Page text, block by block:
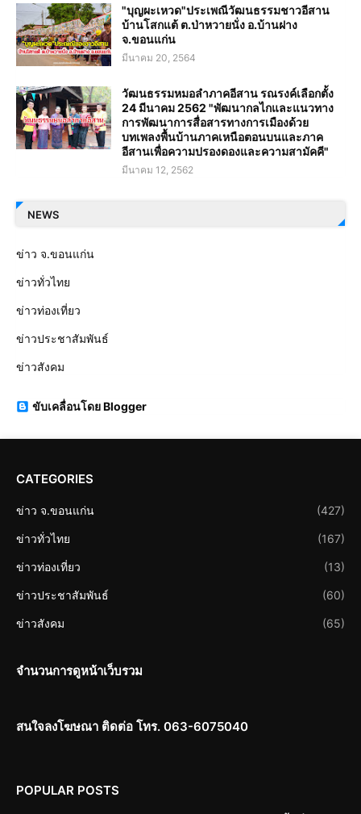
"บุญผะเหวด"ประเพณีวัฒนธรรมชาวอีสาน
บ้านโสกแต้ ต.ป่าหวายนั่ง อ.บ้านฝาง
จ.ขอนแก่น
มีนาคม 20, 2564
วัฒนธรรมหมอลำภาคอีสาน รณรงค์เลือกตั้ง
24 มีนาคม 2562 "พัฒนากลไกและแนวทาง
การพัฒนาการสื่อสารทางการเมืองด้วย
บทเพลงพื้นบ้านภาคเหนือตอนบนและภาค
อีสานเพื่อความปรองดองและความสามัคคี"
มีนาคม 12, 2562
NEWS
ข่าว จ.ขอนแก่น
ข่าวทั่วไทย
ข่าวท่องเที่ยว
ข่าวประชาสัมพันธ์
ข่าวสังคม
ขับเคลื่อนโดย Blogger
CATEGORIES
ข่าว จ.ขอนแก่น (427)
ข่าวทั่วไทย (167)
ข่าวท่องเที่ยว (13)
ข่าวประชาสัมพันธ์ (60)
ข่าวสังคม (65)
จำนวนการดูหน้าเว็บรวม
สนใจลงโฆษณา ติดต่อ โทร. 063-6075040
POPULAR POSTS